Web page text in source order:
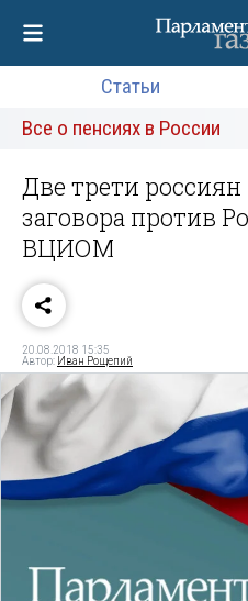
Статьи
Все о пенсиях в России
Две трети
заговора против
ВЦИОМ
20.08.2018 15:35
Автор: Иван Рощепий